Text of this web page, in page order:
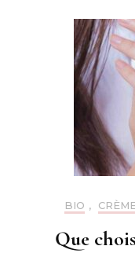
BIO ,
Que